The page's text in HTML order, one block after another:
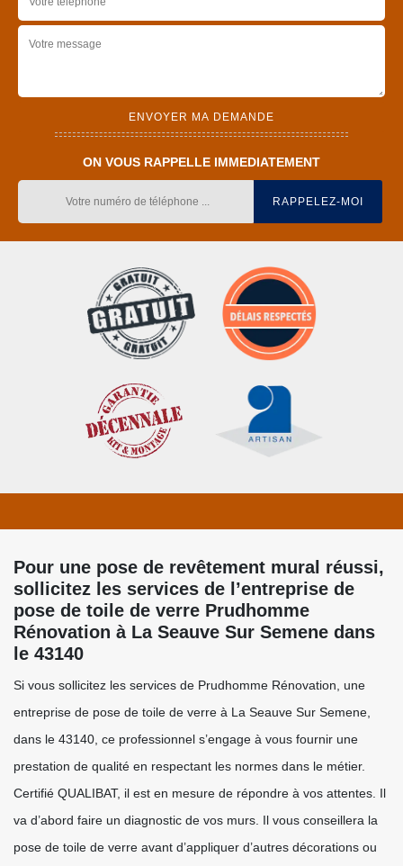
ON VOUS RAPPELLE IMMEDIATEMENT
Pour une pose de revêtement mural réussi,
sollicitez les services de l’entreprise de
pose de toile de verre Prudhomme
Rénovation à La Seauve Sur Semene dans
le 43140
Si vous sollicitez les services de Prudhomme Rénovation, une
entreprise de pose de toile de verre à La Seauve Sur Semene,
dans le 43140, ce professionnel s’engage à vous fournir une
prestation de qualité en respectant les normes dans le métier.
Certifié QUALIBAT, il est en mesure de répondre à vos attentes. Il
va d’abord faire un diagnostic de vos murs. Il vous conseillera la
pose de toile de verre avant d’appliquer d’autres décorations ou